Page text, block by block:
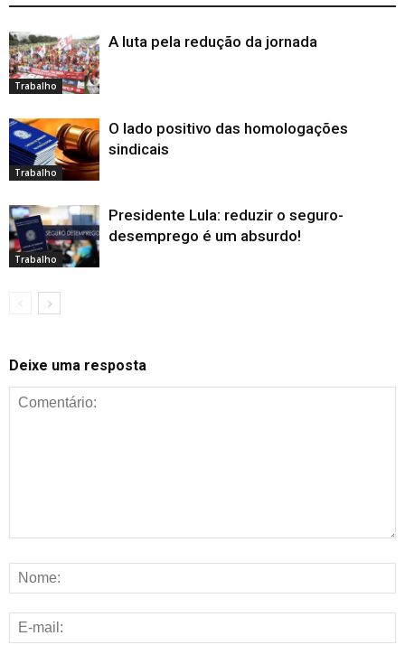
Trabalho
A luta pela redução da jornada
Trabalho
O lado positivo das homologações
sindicais
Trabalho
Presidente Lula: reduzir o seguro-
desemprego é um absurdo!
Deixe uma resposta